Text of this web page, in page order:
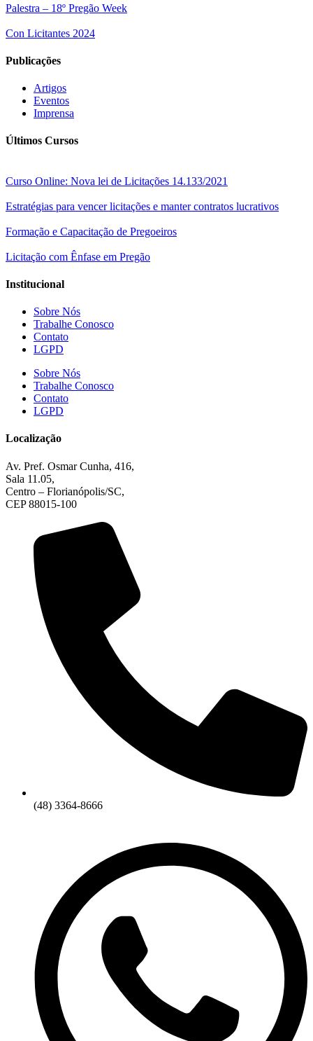
Palestra – 18º Pregão Week
Con Licitantes 2024
Publicações
Artigos
Eventos
Imprensa
Últimos Cursos
Curso Online: Nova lei de Licitações 14.133/2021
Estratégias para vencer licitações e manter contratos lucrativos
Formação e Capacitação de Pregoeiros
Licitação com Ênfase em Pregão
Institucional
Sobre Nós
Trabalhe Conosco
Contato
LGPD
Sobre Nós
Trabalhe Conosco
Contato
LGPD
Localização
Av. Pref. Osmar Cunha, 416,
Sala 11.05,
Centro – Florianópolis/SC,
CEP 88015-100
(48) 3364-8666